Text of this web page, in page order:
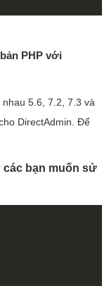
PHP với
5.6, 7.2, 7.3 và
DirectAdmin. Để
các bạn muốn sử